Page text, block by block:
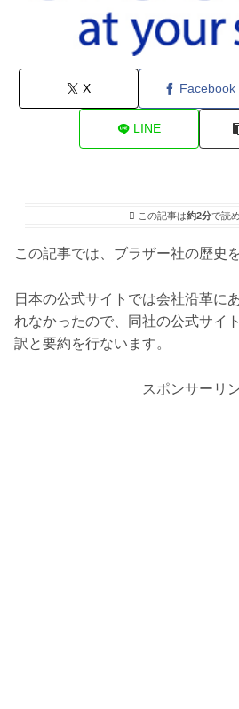
X Facebook
LINE
この記事は約2分で読
この記事では、ブラザー社の歴史
日本の公式サイトでは会社沿革に
れなかったので、同社の公式サイ
訳と要約を行ないます。
スポンサーリ